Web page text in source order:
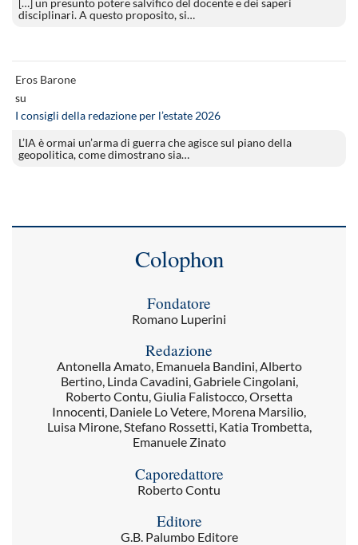
[…] un presunto potere salvifico del docente e dei saperi
disciplinari. A questo proposito, si…
Eros Barone
su
I consigli della redazione per l’estate 2026
L’IA è ormai un’arma di guerra che agisce sul piano della
geopolitica, come dimostrano sia…
Colophon
Fondatore
Romano Luperini
Redazione
Antonella Amato, Emanuela Bandini, Alberto
Bertino, Linda Cavadini, Gabriele Cingolani,
Roberto Contu, Giulia Falistocco, Orsetta
Innocenti, Daniele Lo Vetere, Morena Marsilio,
Luisa Mirone, Stefano Rossetti, Katia Trombetta,
Emanuele Zinato
Caporedattore
Roberto Contu
Editore
G.B. Palumbo Editore